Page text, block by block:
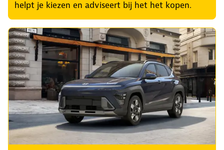
helpt je kiezen en adviseert bij het het kopen.